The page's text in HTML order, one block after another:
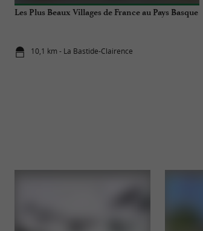
Les Plus Beaux Villages de France au Pays Basque
10,1 km - La Bastide-Clairence